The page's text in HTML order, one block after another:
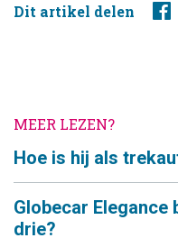
Dit artikel delen
MEER LEZEN?
Hoe is hij als
Globecar Elegance
drie?